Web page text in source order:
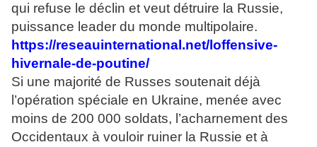
qui refuse le déclin et veut détruire la Russie,
puissance leader du monde multipolaire.
https://reseauinternational.net/loffensive-
hivernale-de-poutine/
Si une majorité de Russes soutenait déjà
l’opération spéciale en Ukraine, menée avec
moins de 200 000 soldats, l’acharnement des
Occidentaux à vouloir ruiner la Russie et à